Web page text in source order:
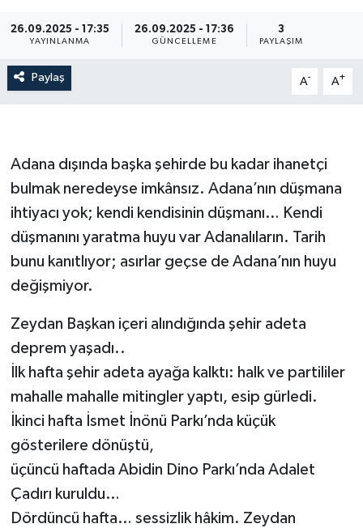
26.09.2025 - 17:35
YAYINLANMA
26.09.2025 - 17:36
GÜNCELLEME
3
PAYLAŞIM
Paylaş A- A+
Adana dışında başka şehirde bu kadar ihanetçi
bulmak neredeyse imkânsız. Adana’nın düşmana
ihtiyacı yok; kendi kendisinin düşmanı… Kendi
düşmanını yaratma huyu var Adanalıların. Tarih
bunu kanıtlıyor; asırlar geçse de Adana’nın huyu
değişmiyor.
Zeydan Başkan içeri alındığında şehir adeta
deprem yaşadı..
İlk hafta şehir adeta ayağa kalktı: halk ve partililer
mahalle mahalle mitingler yaptı, esip gürledi.
İkinci hafta İsmet İnönü Parkı’nda küçük
gösterilere dönüştü,
üçüncü haftada Abidin Dino Parkı’nda Adalet
Çadırı kuruldu…
Dördüncü hafta… sessizlik hâkim. Zeydan
İletişim